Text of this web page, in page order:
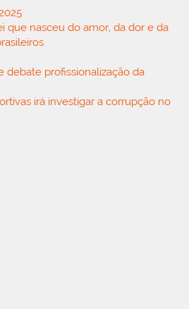
que nasceu do amor, da dor e da
debate profissionalização da
irá investigar a corrupção no